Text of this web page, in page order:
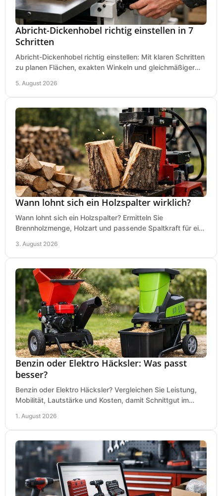
Abricht-Dickenhobel richtig einstellen in 7
Schritten
Abricht-Dickenhobel richtig einstellen: Mit klaren Schritten
zu planen Flächen, exakten Winkeln und gleichmäßiger
5. August 2026
Wann lohnt sich ein Holzspalter wirklich?
Wann lohnt sich ein Holzspalter? Ermitteln Sie
Brennholzmenge, Holzart und passende Spaltkraft für eine
3. August 2026
Benzin oder Elektro Häcksler: Was passt
besser?
Benzin oder Elektro Häcksler? Vergleichen Sie Leistung,
Mobilität, Lautstärke und Kosten, damit Schnittgut im
1. August 2026